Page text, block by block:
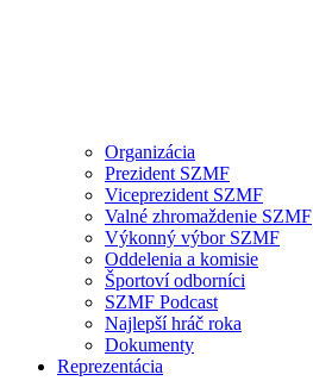
Organizácia
Prezident SZMF
Viceprezident SZMF
Valné zhromaždenie SZMF
Výkonný výbor SZMF
Oddelenia a komisie
Športoví odborníci
SZMF Podcast
Najlepší hráč roka
Dokumenty
Reprezentácia